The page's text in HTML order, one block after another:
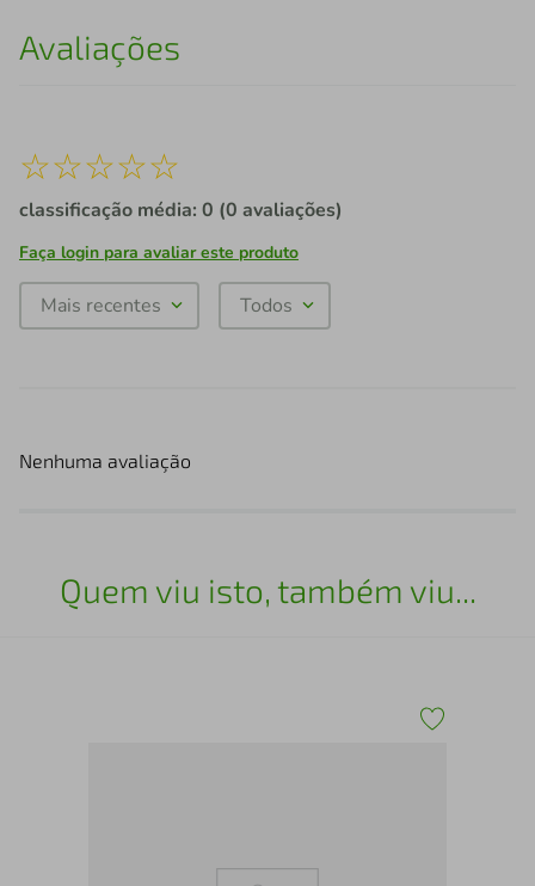
Avaliações
☆☆☆☆☆
classificação média: 0 (0 avaliações)
Faça login para avaliar este produto
Mais recentes Todos
Nenhuma avaliação
Quem viu isto, também viu...